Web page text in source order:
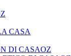
CASA
DI CASAOZ